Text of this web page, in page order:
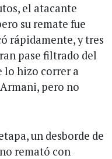
el atacante
su remate fue
rápidamente, y tres
pase filtrado del
lo hizo correr a
pero no
un desborde de
remató con